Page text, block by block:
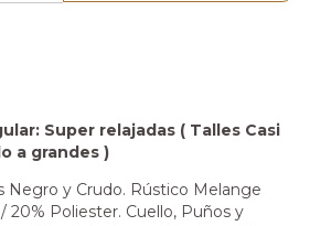
Super relajadas ( Talles Casi
a grandes )
Negro y Crudo. Rústico Melange
20% Poliester. Cuello, Puños y